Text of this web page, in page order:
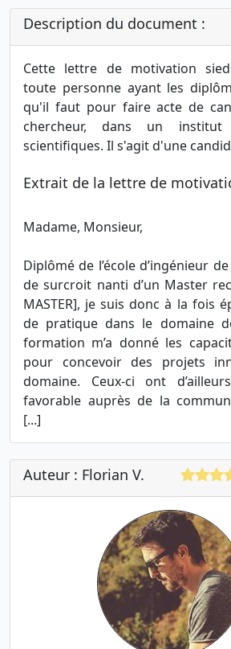
Description du document :
Cette lettre de motivation
toute personne ayant les
qu'il faut pour faire acte de
chercheur, dans un institut
scientifiques. Il s'agit d'une
Extrait de la lettre de
Madame, Monsieur,
Diplômé de l’école d’ingénieur
de surcroit nanti d’un Master
MASTER], je suis donc à la fois
de pratique dans le domaine
formation m’a donné les
pour concevoir des projets
domaine. Ceux-ci ont
favorable auprès de la
[...]
Auteur : Florian V.